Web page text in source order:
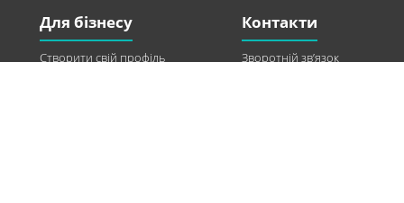
Для бізнесу
Створити свій профіль
Контакти
Зворотній зв’язок